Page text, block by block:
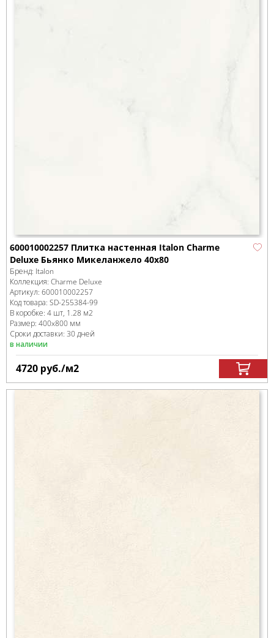
600010002257 Плитка настенная Italon Charme
Deluxe Бьянко Микеланжело 40x80
Бренд: Italon
Коллекция: Charme Deluxe
Артикул: 600010002257
Код товара: SD-255384-99
В коробке: 4 шт, 1.28 м2
Размер: 400x800 мм
Сроки доставки: 30 дней
в наличии
4720 руб./м2